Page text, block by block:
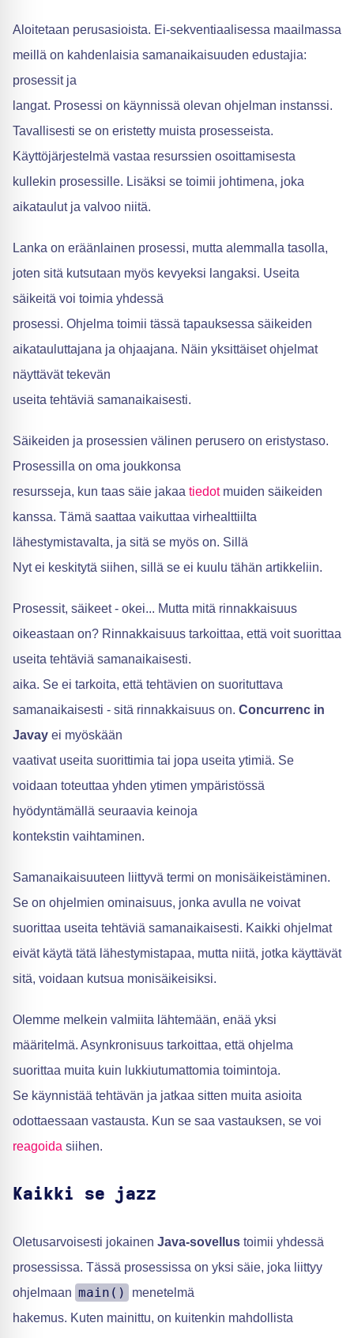
Aloitetaan perusasioista. Ei-sekventiaalisessa maailmassa
meillä on kahdenlaisia samanaikaisuuden edustajia:
prosessit ja
langat. Prosessi on käynnissä olevan ohjelman instanssi.
Tavallisesti se on eristetty muista prosesseista.
Käyttöjärjestelmä vastaa resurssien osoittamisesta
kullekin prosessille. Lisäksi se toimii johtimena, joka
aikataulut ja valvoo niitä.
Lanka on eräänlainen prosessi, mutta alemmalla tasolla,
joten sitä kutsutaan myös kevyeksi langaksi. Useita
säikeitä voi toimia yhdessä
prosessi. Ohjelma toimii tässä tapauksessa säikeiden
aikatauluttajana ja ohjaajana. Näin yksittäiset ohjelmat
näyttävät tekevän
useita tehtäviä samanaikaisesti.
Säikeiden ja prosessien välinen perusero on eristystaso.
Prosessilla on oma joukkonsa
resursseja, kun taas säie jakaa tiedotmuiden säikeiden
kanssa. Tämä saattaa vaikuttaa virhealttiilta
lähestymistavalta, ja sitä se myös on. Sillä
Nyt ei keskitytä siihen, sillä se ei kuulu tähän artikkeliin.
Prosessit, säikeet - okei... Mutta mitä rinnakkaisuus
oikeastaan on? Rinnakkaisuus tarkoittaa, että voit suorittaa
useita tehtäviä samanaikaisesti.
aika. Se ei tarkoita, että tehtävien on suorituttava
samanaikaisesti - sitä rinnakkaisuus on. Concurrenc in
Javay ei myöskään
vaativat useita suorittimia tai jopa useita ytimiä. Se
voidaan toteuttaa yhden ytimen ympäristössä
hyödyntämällä seuraavia keinoja
kontekstin vaihtaminen.
Samanaikaisuuteen liittyvä termi on monisäikeistäminen.
Se on ohjelmien ominaisuus, jonka avulla ne voivat
suorittaa useita tehtäviä samanaikaisesti. Kaikki ohjelmat
eivät käytä tätä lähestymistapaa, mutta niitä, jotka käyttävät
sitä, voidaan kutsua monisäikeisiksi.
Olemme melkein valmiita lähtemään, enää yksi
määritelmä. Asynkronisuus tarkoittaa, että ohjelma
suorittaa muita kuin lukkiutumattomia toimintoja.
Se käynnistää tehtävän ja jatkaa sitten muita asioita
odottaessaan vastausta. Kun se saa vastauksen, se voi
reagoida siihen.
Kaikki se jazz
Oletusarvoisesti jokainen Java-sovellus toimii yhdessä
prosessissa. Tässä prosessissa on yksi säie, joka liittyy
ohjelmaan main()
menetelmä
hakemus. Kuten mainittu, on kuitenkin mahdollista